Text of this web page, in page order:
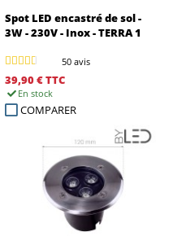
Spot LED encastré de sol -
3W - 230V - Inox - TERRA 1
50 avis
39,90 €TTC
En stock
COMPARER